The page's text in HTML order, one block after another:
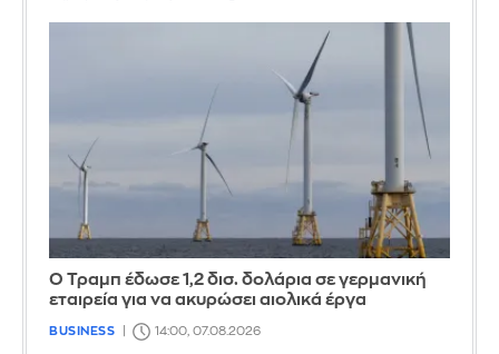
Ο Τραμπ έδωσε 1,2 δισ. δολάρια σε γερμανική
εταιρεία για να ακυρώσει αιολικά έργα
BUSINESS 14:00, 07.08.2026